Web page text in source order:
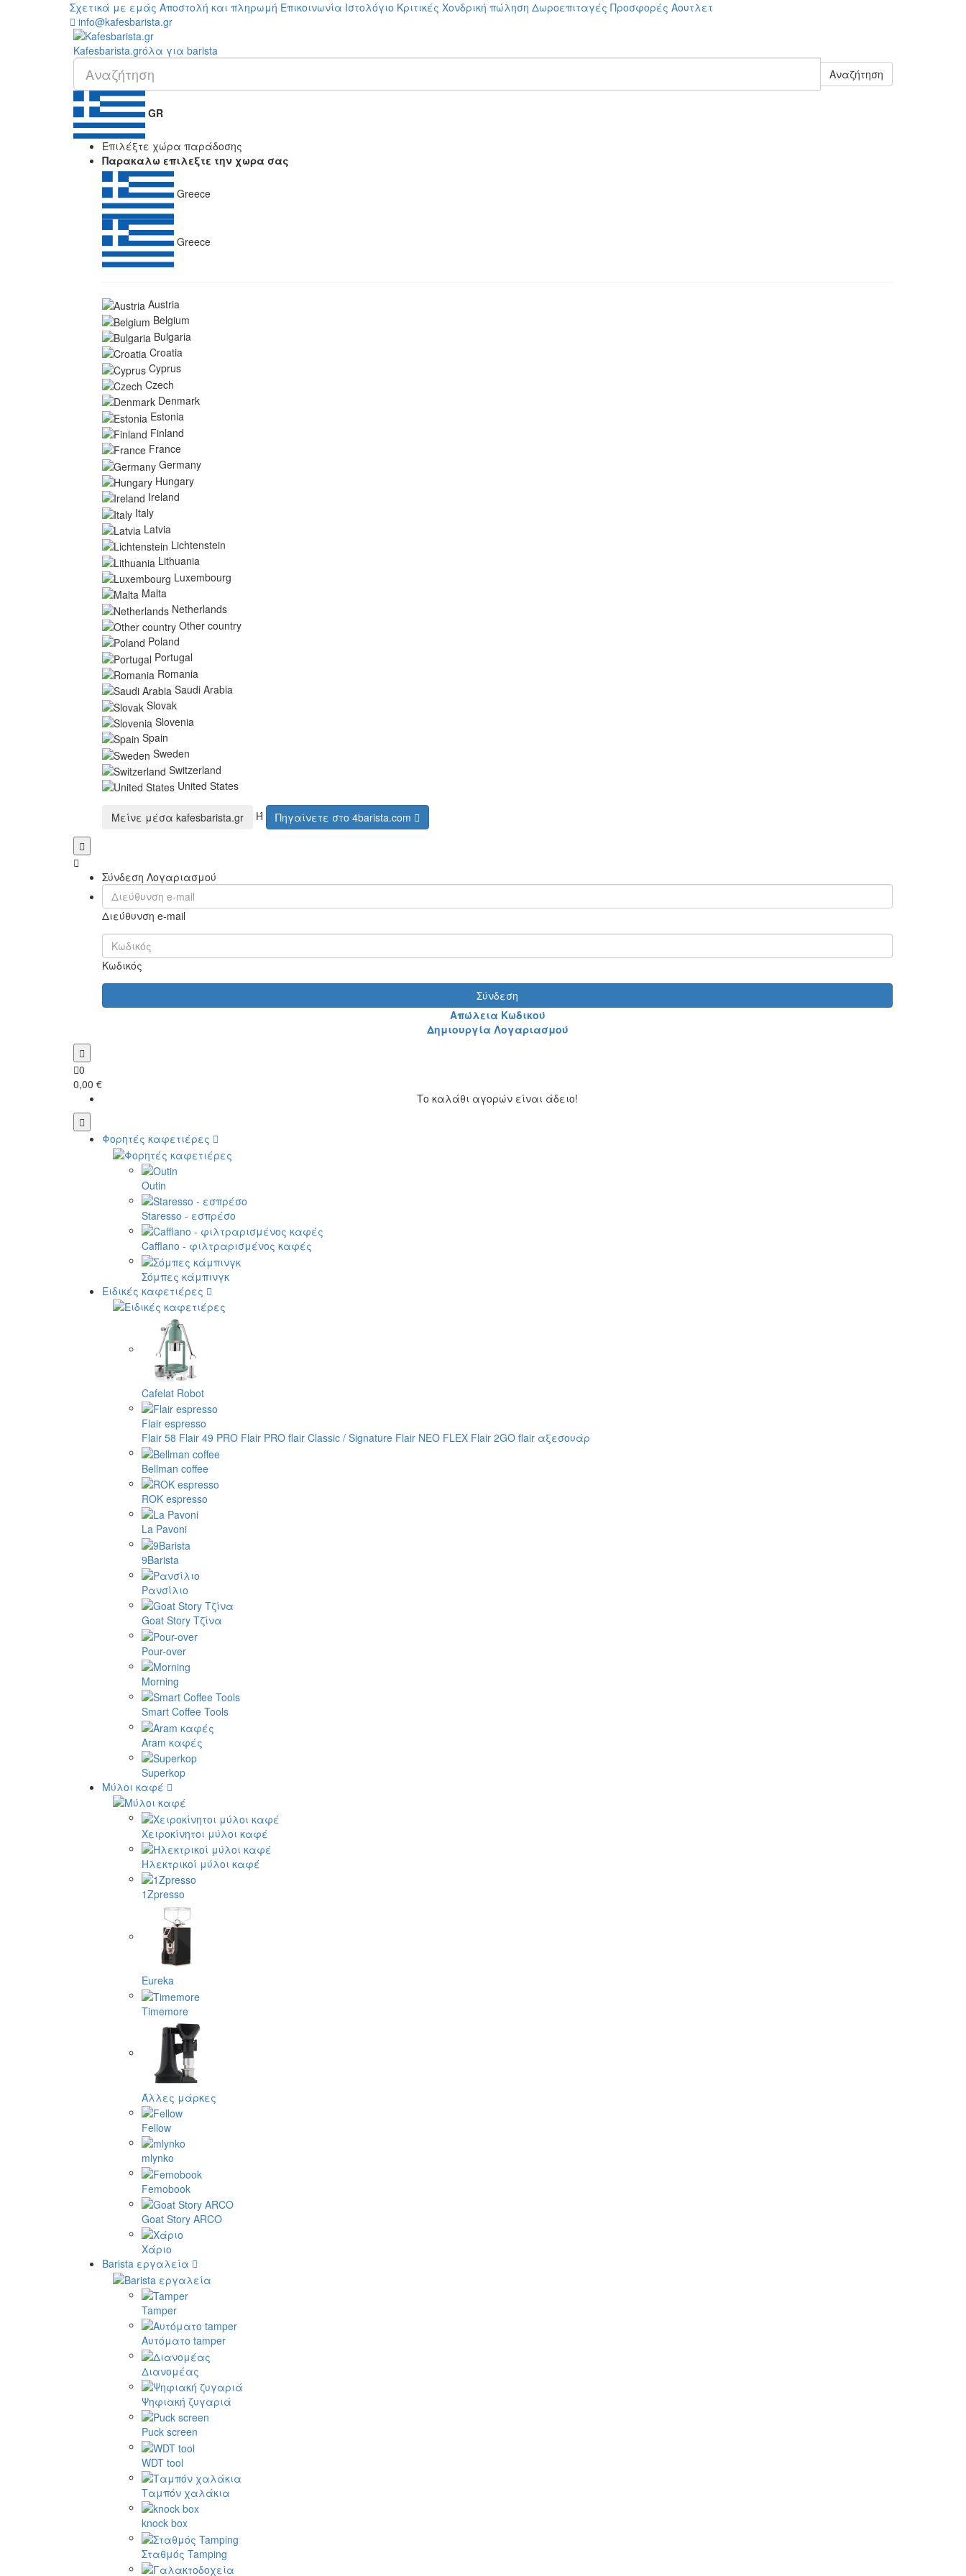
Σχετικά με εμάς Αποστολή και πληρωμή Επικοινωνία Ιστολόγιο Κριτικές Χονδρική πώληση Δωροεπιταγές Προσφορές Αουτλετ
info@kafesbarista.gr
Kafesbarista.grόλα για barista
Αναζήτηση
GR
Επιλέξτε χώρα παράδοσης
Παρακαλω επιλεξτε την χωρα σας
Greece
Greece
Austria
Belgium
Bulgaria
Croatia
Cyprus
Czech
Denmark
Estonia
Finland
France
Germany
Hungary
Ireland
Italy
Latvia
Lichtenstein
Lithuania
Luxembourg
Malta
Netherlands
Other country
Poland
Portugal
Romania
Saudi Arabia
Slovak
Slovenia
Spain
Sweden
Switzerland
United States
Μείνε μέσα kafesbarista.gr Ή Πηγαίνετε στο 4barista.com
Σύνδεση Λογαριασμού
Διεύθυνση e-mail
Κωδικός
Σύνδεση
Απώλεια Κωδικού
Δημιουργία Λογαριασμού
0
0,00 €
Το καλάθι αγορών είναι άδειο!
Φορητές καφετιέρες
Outin
Staresso - εσπρέσο
Cafflano - φιλτραρισμένος καφές
Σόμπες κάμπινγκ
Ειδικές καφετιέρες
Cafelat Robot
Flair espresso
Flair 58 Flair 49 PRO Flair PRO flair Classic / Signature Flair NEO FLEX Flair 2GO flair αξεσουάρ
Bellman coffee
ROK espresso
La Pavoni
9Barista
Ρανσίλιο
Goat Story Τζίνα
Pour-over
Morning
Smart Coffee Tools
Aram καφές
Superkop
Μύλοι καφέ
Χειροκίνητοι μύλοι καφέ
Ηλεκτρικοί μύλοι καφέ
1Zpresso
Eureka
Timemore
Άλλες μάρκες
Fellow
mlynko
Femobook
Goat Story ARCO
Χάριο
Barista εργαλεία
Tamper
Αυτόματο tamper
Διανομέας
Ψηφιακή ζυγαριά
Puck screen
WDT tool
Ταμπόν χαλάκια
knock box
Σταθμός Tamping